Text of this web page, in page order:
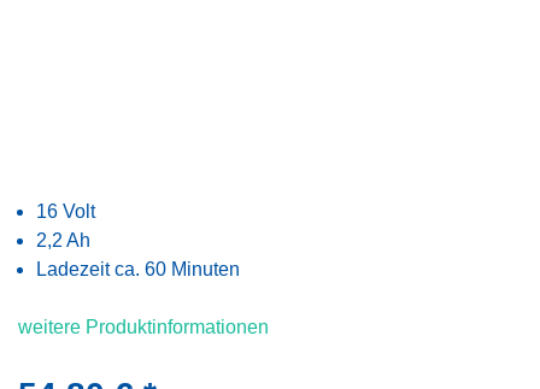
16 Volt
2,2 Ah
Ladezeit ca. 60 Minuten
weitere Produktinformationen